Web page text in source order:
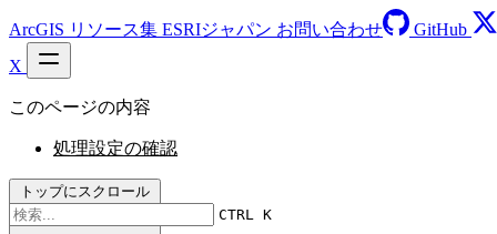
ArcGIS リソース集 ESRIジャパン お問い合わせ
GitHub
X
CTRL K
このページの内容
処理設定の確認
トップにスクロール